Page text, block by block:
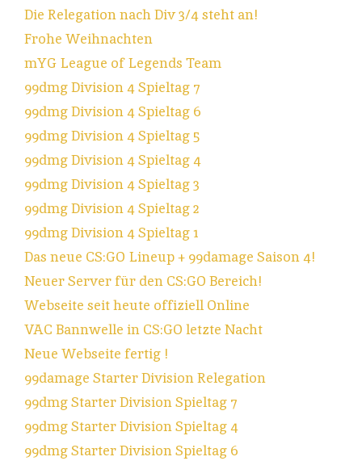
Die Relegation nach Div 3/4 steht an!
Frohe Weihnachten
mYG League of Legends Team
99dmg Division 4 Spieltag 7
99dmg Division 4 Spieltag 6
99dmg Division 4 Spieltag 5
99dmg Division 4 Spieltag 4
99dmg Division 4 Spieltag 3
99dmg Division 4 Spieltag 2
99dmg Division 4 Spieltag 1
Das neue CS:GO Lineup + 99damage Saison 4!
Neuer Server für den CS:GO Bereich!
Webseite seit heute offiziell Online
VAC Bannwelle in CS:GO letzte Nacht
Neue Webseite fertig !
99damage Starter Division Relegation
99dmg Starter Division Spieltag 7
99dmg Starter Division Spieltag 4
99dmg Starter Division Spieltag 6